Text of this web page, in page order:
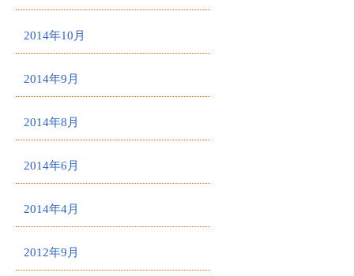
2014年10月
2014年9月
2014年8月
2014年6月
2014年4月
2012年9月